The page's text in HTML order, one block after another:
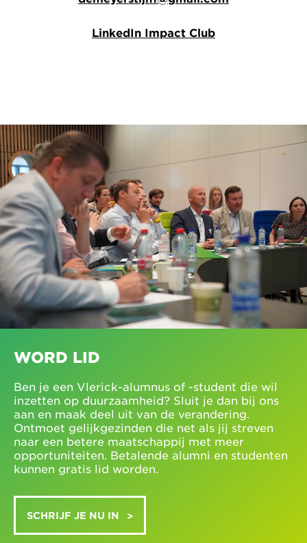
LinkedIn Impact Club
WORD LID
Ben je een Vlerick-alumnus of -student die wil
inzetten op duurzaamheid? Sluit je dan bij ons
aan en maak deel uit van de verandering.
Ontmoet gelijkgezinden die net als jij streven
naar een betere maatschappij met meer
opportuniteiten. Betalende alumni en studenten
kunnen gratis lid worden.
SCHRIJF JE NU IN